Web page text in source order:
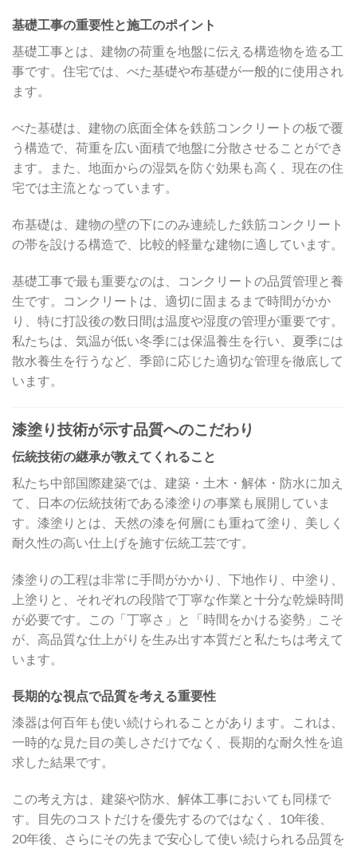
基礎工事の重要性と施工のポイント
基礎工事とは、建物の荷重を地盤に伝える構造物を造る工
事です。住宅では、べた基礎や布基礎が一般的に使用され
ます。
べた基礎は、建物の底面全体を鉄筋コンクリートの板で覆
う構造で、荷重を広い面積で地盤に分散させることができ
ます。また、地面からの湿気を防ぐ効果も高く、現在の住
宅では主流となっています。
布基礎は、建物の壁の下にのみ連続した鉄筋コンクリート
の帯を設ける構造で、比較的軽量な建物に適しています。
基礎工事で最も重要なのは、コンクリートの品質管理と養
生です。コンクリートは、適切に固まるまで時間がかか
り、特に打設後の数日間は温度や湿度の管理が重要です。
私たちは、気温が低い冬季には保温養生を行い、夏季には
散水養生を行うなど、季節に応じた適切な管理を徹底して
います。
漆塗り技術が示す品質へのこだわり
伝統技術の継承が教えてくれること
私たち中部国際建築では、建築・土木・解体・防水に加え
て、日本の伝統技術である漆塗りの事業も展開していま
す。漆塗りとは、天然の漆を何層にも重ねて塗り、美しく
耐久性の高い仕上げを施す伝統工芸です。
漆塗りの工程は非常に手間がかかり、下地作り、中塗り、
上塗りと、それぞれの段階で丁寧な作業と十分な乾燥時間
が必要です。この「丁寧さ」と「時間をかける姿勢」こそ
が、高品質な仕上がりを生み出す本質だと私たちは考えて
います。
長期的な視点で品質を考える重要性
漆器は何百年も使い続けられることがあります。これは、
一時的な見た目の美しさだけでなく、長期的な耐久性を追
求した結果です。
この考え方は、建築や防水、解体工事においても同様で
す。目先のコストだけを優先するのではなく、10年後、
20年後、さらにその先まで安心して使い続けられる品質を